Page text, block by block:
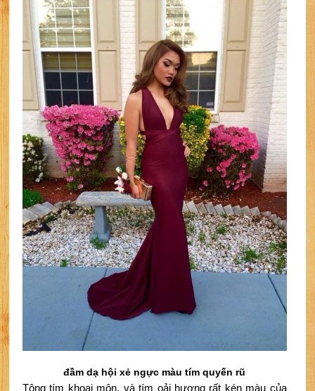
đầm dạ hội xẻ ngực màu tím quyến rũ
Tông tím khoai môn, và tím oải hương rất kén màu của